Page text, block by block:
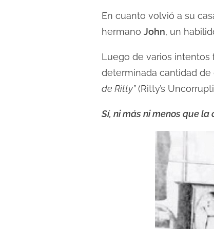
a
d
a
e
En cuanto volvió a su
hermano John, un
Luego de varios
determinada cantidad de
de Ritty”(Ritty’s
Sí, ni más ni menos que